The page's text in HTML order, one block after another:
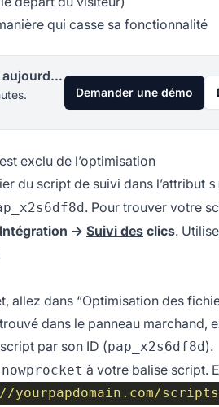
qui casse sa fonctionnalité
Lancez votre programme d'affiliation aujourd'hui
Demander une démo
exclu de l’optimisation
du script de suivi dans l’attribut
. Pour trouver votre
→ Suivi des clics.
allez dans “Optimisation des
dans le panneau marchand,
par son ID (pap_x2s6df8d).
à votre balise script.